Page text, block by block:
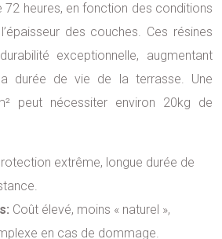
heures, en fonction des conditions
des couches. Ces résines
exceptionnelle, augmentant
durée de vie de la terrasse. Une
peut nécessiter environ 20kg de
extrême, longue durée de
Coût élevé, moins « naturel »,
en cas de dommage.